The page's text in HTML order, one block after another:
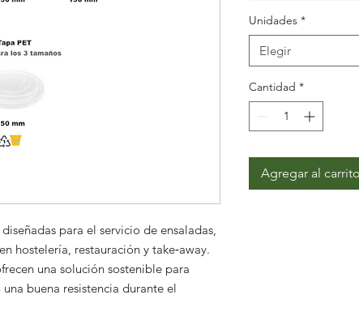
diseñadas para el servicio de ensaladas,
hostelería, restauración y take‑away.
una solución sostenible para
buena resistencia durante el
Unidades *
Elegir
Cantidad *
Agregar al